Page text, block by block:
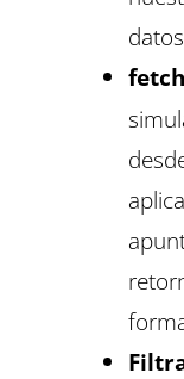
fetch